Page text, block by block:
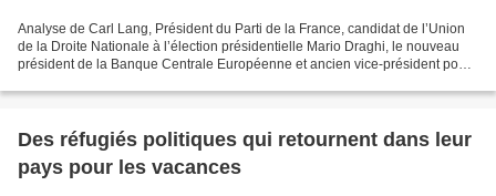
Analyse de Carl Lang, Président du Parti de la France, candidat de l’Union
de la Droite Nationale à l’élection présidentielle Mario Draghi, le nouveau
président de la Banque Centrale Européenne et ancien vice-président pour
Des réfugiés politiques qui retournent dans leur
pays pour les vacances